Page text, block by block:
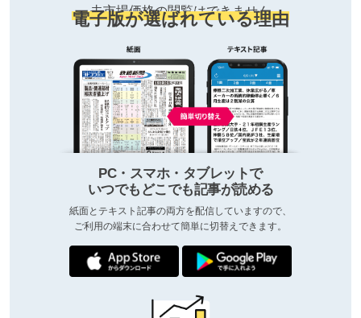
去市場価格の閲覧はできません
電子版が選ばれている理由
PC・スマホ・タブレットで
いつでもどこでも記事が読める
紙面とテキスト記事の両方を配信していますので、
ご利用の端末に合わせて簡単に切替えできます。